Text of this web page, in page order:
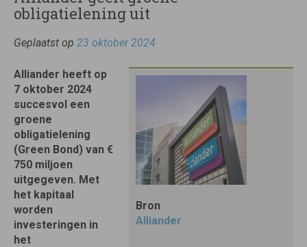
obligatielening uit
Geplaatst op 23 oktober 2024
Bron
Alliander
Alliander heeft op
7 oktober 2024
succesvol een
groene
obligatielening
(Green Bond) van €
750 miljoen
uitgegeven. Met
het kapitaal
worden
investeringen in
het